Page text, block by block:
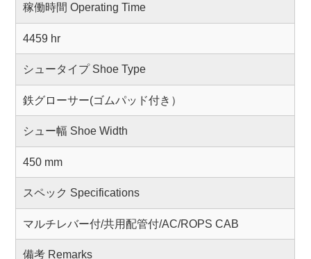
稼働時間 Operating Time
4459 hr
シュータイプ Shoe Type
鉄グローサー(ゴムパッド付き）
シュー幅 Shoe Width
450 mm
スペック Specifications
マルチレバー付/共用配管付/AC/ROPS CAB
備考 Remarks